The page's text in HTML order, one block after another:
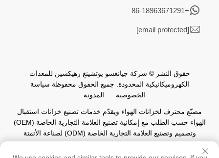
+86-18963671291
[email protected]
حقوق النشر © شركة جيانغسو يوتشينغ زهيكسين للمعدات
الكهروميكانيكية المحدودة. جميع الحقوق محفوظة سياسة
الخصوصية
المدونة
مصنّع محترف لخزانات الهواء ويقدّم خدمات تصنيع خزانات استقبال
الهواء حسب الطلب مع إمكانية تصنيع العلامة التجارية الخاصة (OEM)
وتصميم وتصنيع العلامة التجارية الخاصة (ODM) لصناعة الأتمتة
العالمية.